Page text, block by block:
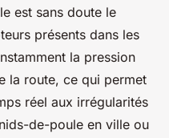
est sans doute le
présents dans les
la pression
la route, ce qui permet
réel aux irrégularités
de-poule en ville ou